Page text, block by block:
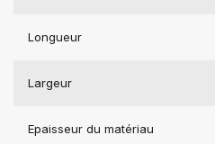
Longueur
Largeur
Epaisseur du matériau